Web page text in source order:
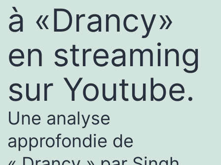
à «Drancy»
en streaming
sur Youtube.
Une analyse
approfondie de